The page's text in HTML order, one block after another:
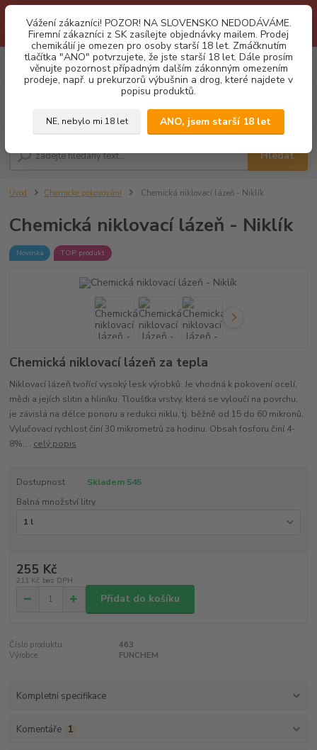
je neustálé porušování obchodních podmínek. Firemní zájemci o naše
produkty z SK zasílejte objednávky mailovou cestou. Děkujeme!
Vážení zákazníci! POZOR! NA SLOVENSKO NEDODÁVÁME.
Firemní zákazníci z SK zasílejte objednávky mailem. Prodej
chemikálií je omezen pro osoby starší 18 let. Zmáčknutím
tlačítka "ANO" potvrzujete, že jste starší 18 let. Dále prosím
věnujte pozornost případným dalším zákonným omezením
prodeje, např. u prekurzorů výbušnin a drog, které najdete v
popisu produktů.
NE, nebylo mi 18 let ANO, jsem starší 18 let
Menu
CZK
Hledat
0
za0,00 Kč
Úvod Chemické pokovování Chemická niklovací lázeň - Niklík
Chemická niklovací lázeň - Niklík
Novinka TOP produkt
Chemická niklovací lázeň za tepla
Niklovací lázeň tvořící vysoký lesk výrobků. Je vhodná k pokovení ocelí,
mědi a jejích slitin a hliníku. Tloušťka vrstvy, která se vyloučí na povrchu,
je závislá na délce ponoru a redukci niklu, tj. běžně od 15 do 60 mikronů.
Vylučovací rychlost činí 30 mikrometrů za hodinu. Obsah fosforu činí 4-
8%,... celý popis
Dostupnost
Skladem 545
Balná množství litry
255 Kč
211 Kč bez DPH
Přidat do košíku
Číslo produktu:
463
Výrobce:
FUNCHEM
Kompletní specifikace
Komentáře 1